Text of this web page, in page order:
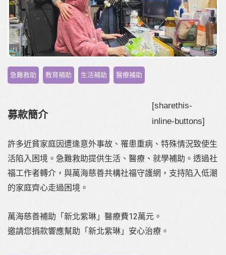
急難救助 教育補助 生活補助 醫療補助
募款簡介
[sharethis-
inline-buttons]
許多近貧家庭因遭逢意外事故、罹患重病、特殊情況致使生
活陷入困境。急難救助提供生活、醫療、就學補助。透過社
福工作者轉介，與萬海慈善共構社福守護網，支持陷入低潮
的家庭齊心走過困境。
萬海慈善補助「新北紫琳」醫療費12萬元。
邀請您捐款響應幫助「新北紫琳」安心治療。